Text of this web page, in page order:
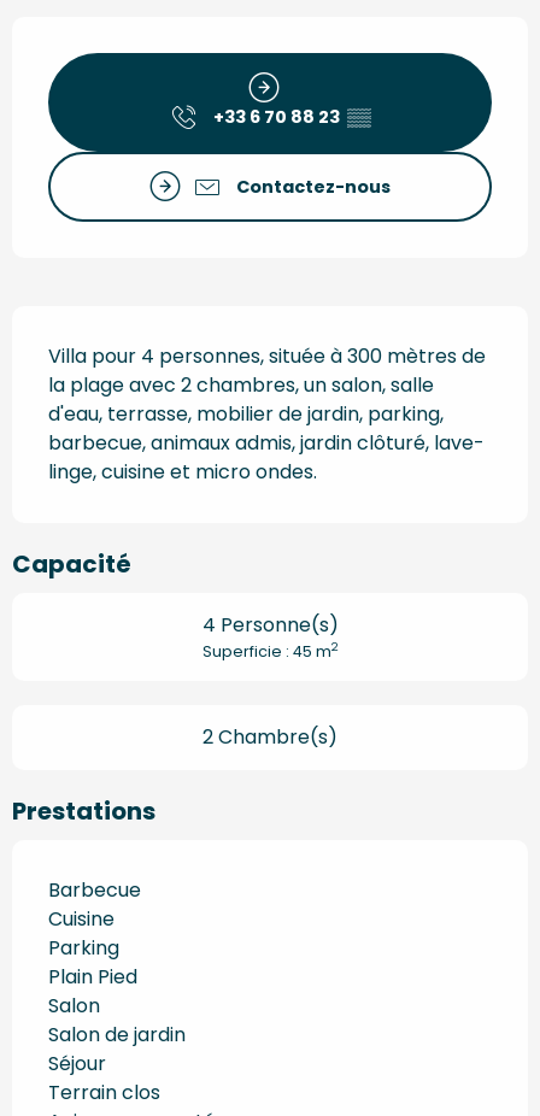
Ouverture et coordonnées
+33 6 70 88 23 ▒▒
Contactez-nous
Villa pour 4 personnes, située à 300 mètres de
la plage avec 2 chambres, un salon, salle
d'eau, terrasse, mobilier de jardin, parking,
barbecue, animaux admis, jardin clôturé, lave-
linge, cuisine et micro ondes.
Capacité
4 Personne(s)
Superficie : 45 m2
2 Chambre(s)
Prestations
Barbecue
Cuisine
Parking
Plain Pied
Salon
Salon de jardin
Séjour
Terrain clos